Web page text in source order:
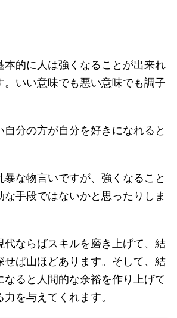
本的に人は強くなることが出来れ
。いい意味でも悪い意味でも調子
分の方が自分を好きになれると
暴な物言いですが、強くなること
な手段ではないかと思ったりしま
代ならばスキルを磨き上げて、結
せば山ほどあります。そして、結
なると人間的な余裕を作り上げて
を与えてくれます。